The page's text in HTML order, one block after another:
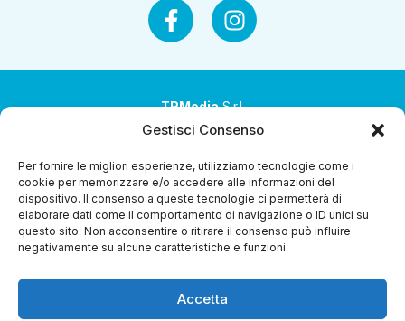
Gestisci Consenso
Per fornire le migliori esperienze, utilizziamo tecnologie come i
cookie per memorizzare e/o accedere alle informazioni del
dispositivo. Il consenso a queste tecnologie ci permetterà di
elaborare dati come il comportamento di navigazione o ID unici su
questo sito. Non acconsentire o ritirare il consenso può influire
negativamente su alcune caratteristiche e funzioni.
Accetta
TRMediaS.r.l.
Società a socio unico
Società sottoposta ad attività di direzione e
coordinamento da parte di Coop Alleanza 3.0 Soc. Coop.
Sede legale: via Ragazzi del ’99 nr. 51 42124 Reggio Emilia
(RE)
Capitale sociale € 1.040.000 i.v.